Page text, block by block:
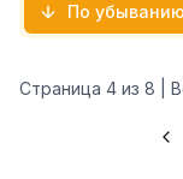
По убыванию
Страница 4 из 8 |